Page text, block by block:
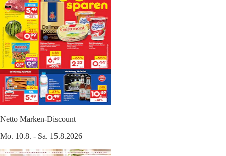
Netto Marken-Discount
Mo. 10.8. - Sa. 15.8.2026